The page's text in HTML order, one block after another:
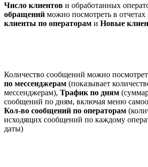
Число клиентов и обработанных
обращений можно посмотреть в отчетах
клиенты по операторам и Новые
Количество сообщений можно
по мессенджерам (показывает
мессенджерам), Трафик по дням
сообщений по дням, включая меню
Кол-во сообщений по операторам
исходящих сообщений по каждому
даты)